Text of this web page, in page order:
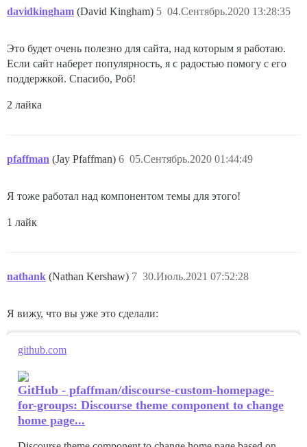
davidkingham (David Kingham) 04.Сентябрь.2020 13:28:35
5
Это будет очень полезно для сайта, над которым я работаю.
Если сайт наберет популярность, я с радостью помогу с его
поддержкой. Спасибо, Роб!
2 лайка
pfaffman (Jay Pfaffman) 05.Сентябрь.2020 01:44:49
6
Я тоже работал над компонентом темы для этого!
1 лайк
nathank (Nathan Kershaw) 30.Июль.2021 07:52:28
7
Я вижу, что вы уже это сделали:
github.com
GitHub - pfaffman/discourse-custom-homepage-
for-groups: Discourse theme component to change
home page...